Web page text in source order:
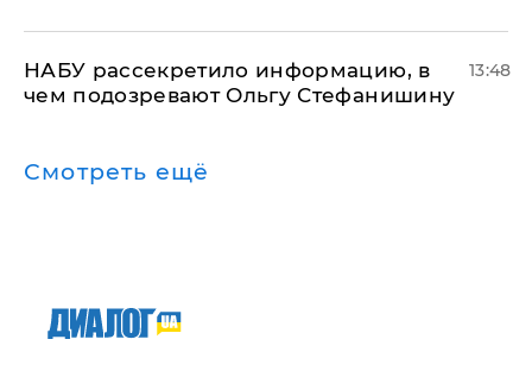
НАБУ рассекретило информацию, в
чем подозревают Ольгу Стефанишину
13:48
Смотреть ещё